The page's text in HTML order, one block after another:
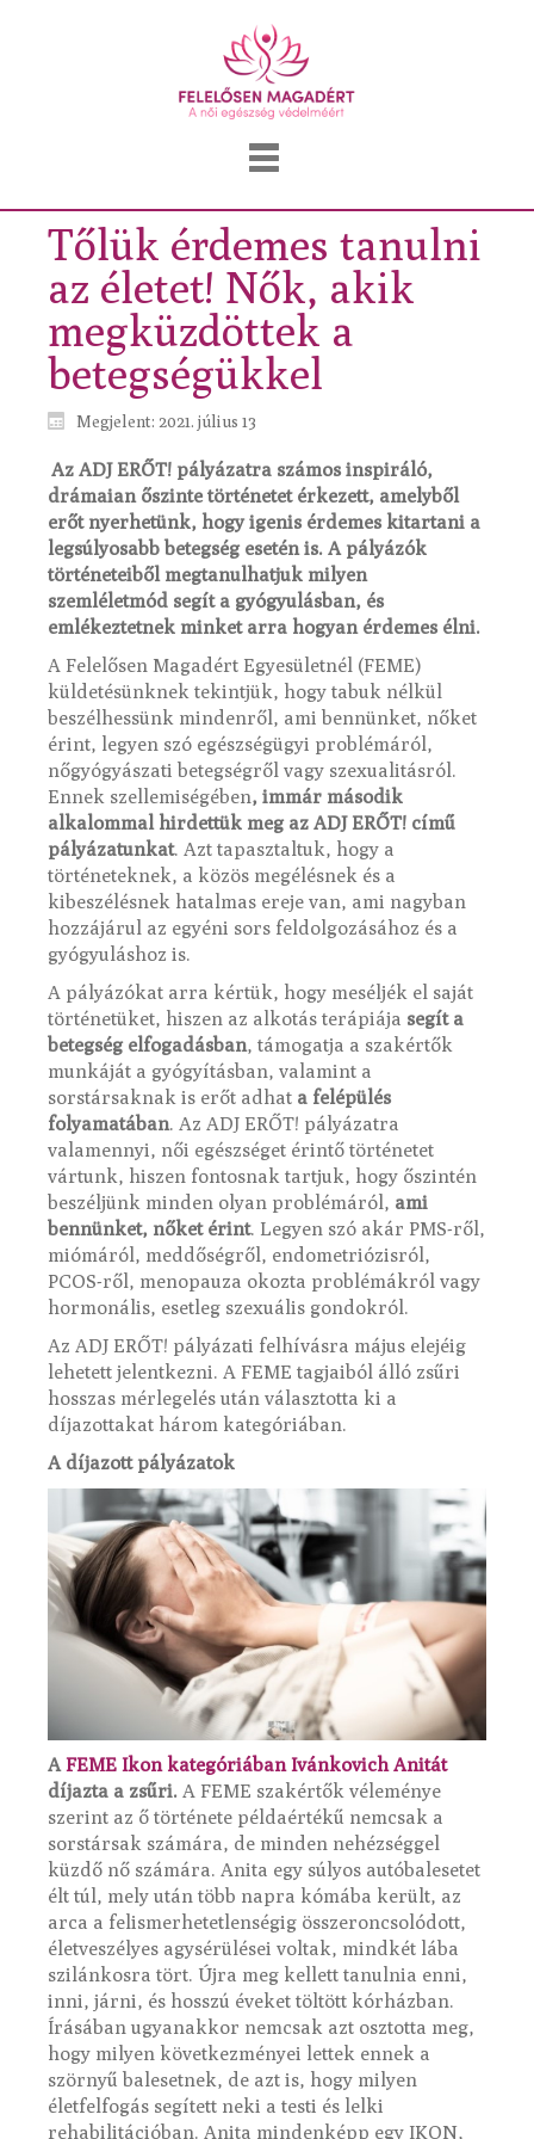
Tőlük érdemes tanulni
az életet! Nők, akik
megküzdöttek a
betegségükkel
Megjelent: 2021. július 13
Az ADJ ERŐT! pályázatra számos inspiráló,
drámaian őszinte történetet érkezett, amelyből
erőt nyerhetünk, hogy igenis érdemes kitartani a
legsúlyosabb betegség esetén is. A pályázók
történeteiből megtanulhatjuk milyen
szemléletmód segít a gyógyulásban, és
emlékeztetnek minket arra hogyan érdemes élni.
A Felelősen Magadért Egyesületnél (FEME)
küldetésünknek tekintjük, hogy tabuk nélkül
beszélhessünk mindenről, ami bennünket, nőket
érint, legyen szó egészségügyi problémáról,
nőgyógyászati betegségről vagy szexualitásról.
Ennek szellemiségében, immár második
alkalommal hirdettük meg az ADJ ERŐT! című
pályázatunkat. Azt tapasztaltuk, hogy a
történeteknek, a közös megélésnek és a
kibeszélésnek hatalmas ereje van, ami nagyban
hozzájárul az egyéni sors feldolgozásához és a
gyógyuláshoz is.
A pályázókat arra kértük, hogy meséljék el saját
történetüket, hiszen az alkotás terápiája segít a
betegség elfogadásban, támogatja a szakértők
munkáját a gyógyításban, valamint a
sorstársaknak is erőt adhat a felépülés
folyamatában. Az ADJ ERŐT! pályázatra
valamennyi, női egészséget érintő történetet
vártunk, hiszen fontosnak tartjuk, hogy őszintén
beszéljünk minden olyan problémáról, ami
bennünket, nőket érint. Legyen szó akár PMS-ről,
miómáról, meddőségről, endometriózisról,
PCOS-ről, menopauza okozta problémákról vagy
hormonális, esetleg szexuális gondokról.
Az ADJ ERŐT! pályázati felhívásra május elejéig
lehetett jelentkezni. A FEME tagjaiból álló zsűri
hosszas mérlegelés után választotta ki a
díjazottakat három kategóriában.
A díjazott pályázatok
AFEME Ikon kategóriában Ivánkovich Anitát
díjazta a zsűri. A FEME szakértők véleménye
szerint az ő története példaértékű nemcsak a
sorstársak számára, de minden nehézséggel
küzdő nő számára. Anita egy súlyos autóbalesetet
élt túl, mely után több napra kómába került, az
arca a felismerhetetlenségig összeroncsolódott,
életveszélyes agysérülései voltak, mindkét lába
szilánkosra tört. Újra meg kellett tanulnia enni,
inni, járni, és hosszú éveket töltött kórházban.
Írásában ugyanakkor nemcsak azt osztotta meg,
hogy milyen következményei lettek ennek a
szörnyű balesetnek, de azt is, hogy milyen
életfelfogás segített neki a testi és lelki
rehabilitációban. Anita mindenképp egy IKON,